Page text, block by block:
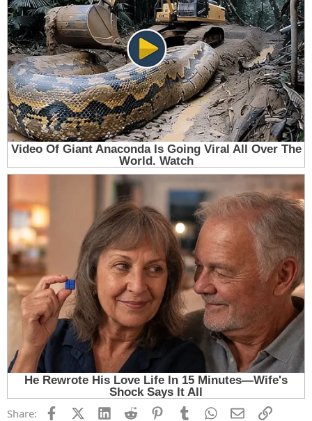
Share: FacebookX (Twitter)
LinkedInReddit PinterestTumblrWhatsApp
EmailLink